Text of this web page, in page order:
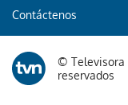
Contáctenos
© Televisora
reservados